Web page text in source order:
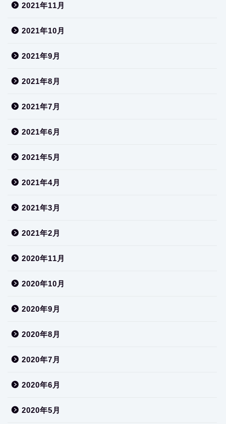
2021年11月
2021年10月
2021年9月
2021年8月
2021年7月
2021年6月
2021年5月
2021年4月
2021年3月
2021年2月
2020年11月
2020年10月
2020年9月
2020年8月
2020年7月
2020年6月
2020年5月